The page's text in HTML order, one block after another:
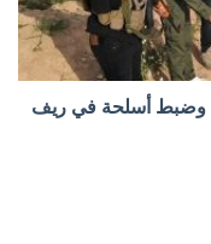
وضبط أسلحة في ريف